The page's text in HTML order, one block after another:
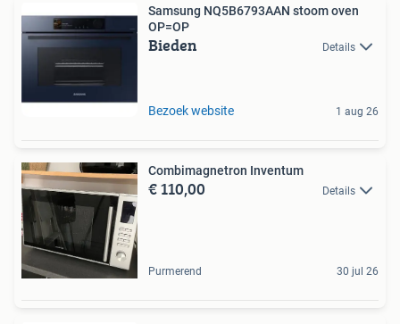
Samsung NQ5B6793AAN stoom oven
OP=OP
Bieden Details
Bezoek website 1 aug 26
Combimagnetron Inventum
€ 110,00 Details
Purmerend 30 jul 26